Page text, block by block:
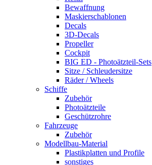
Bewaffnung
Maskierschablonen
Decals
3D-Decals
Propeller
Cockpit
BIG ED - Photoätzteil-Sets
Sitze / Schleudersitze
Räder / Wheels
Schiffe
Zubehör
Photoätzteile
Geschützrohre
Fahrzeuge
Zubehör
Modellbau-Material
Plastikplatten und Profile
sonstiges